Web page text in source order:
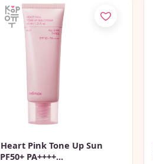
Pink Tone Up Sun
PA++++...